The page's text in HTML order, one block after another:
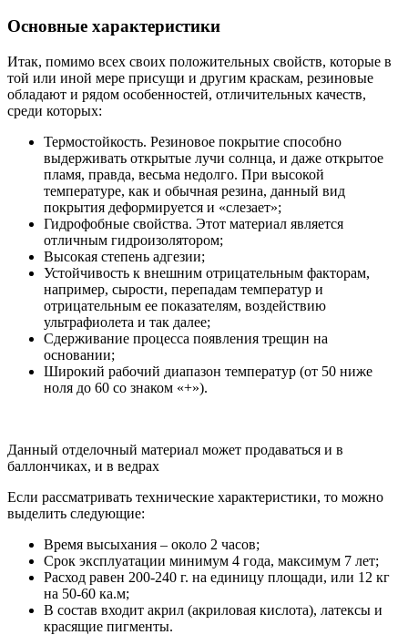
Основные характеристики
Итак, помимо всех своих положительных свойств, которые в
той или иной мере присущи и другим краскам, резиновые
обладают и рядом особенностей, отличительных качеств,
среди которых:
Термостойкость. Резиновое покрытие способно
выдерживать открытые лучи солнца, и даже открытое
пламя, правда, весьма недолго. При высокой
температуре, как и обычная резина, данный вид
покрытия деформируется и «слезает»;
Гидрофобные свойства. Этот материал является
отличным гидроизолятором;
Высокая степень адгезии;
Устойчивость к внешним отрицательным факторам,
например, сырости, перепадам температур и
отрицательным ее показателям, воздействию
ультрафиолета и так далее;
Сдерживание процесса появления трещин на
основании;
Широкий рабочий диапазон температур (от 50 ниже
ноля до 60 со знаком «+»).
Данный отделочный материал может продаваться и в
баллончиках, и в ведрах
Если рассматривать технические характеристики, то можно
выделить следующие:
Время высыхания – около 2 часов;
Срок эксплуатации минимум 4 года, максимум 7 лет;
Расход равен 200-240 г. на единицу площади, или 12 кг
на 50-60 ка.м;
В состав входит акрил (акриловая кислота), латексы и
красящие пигменты.